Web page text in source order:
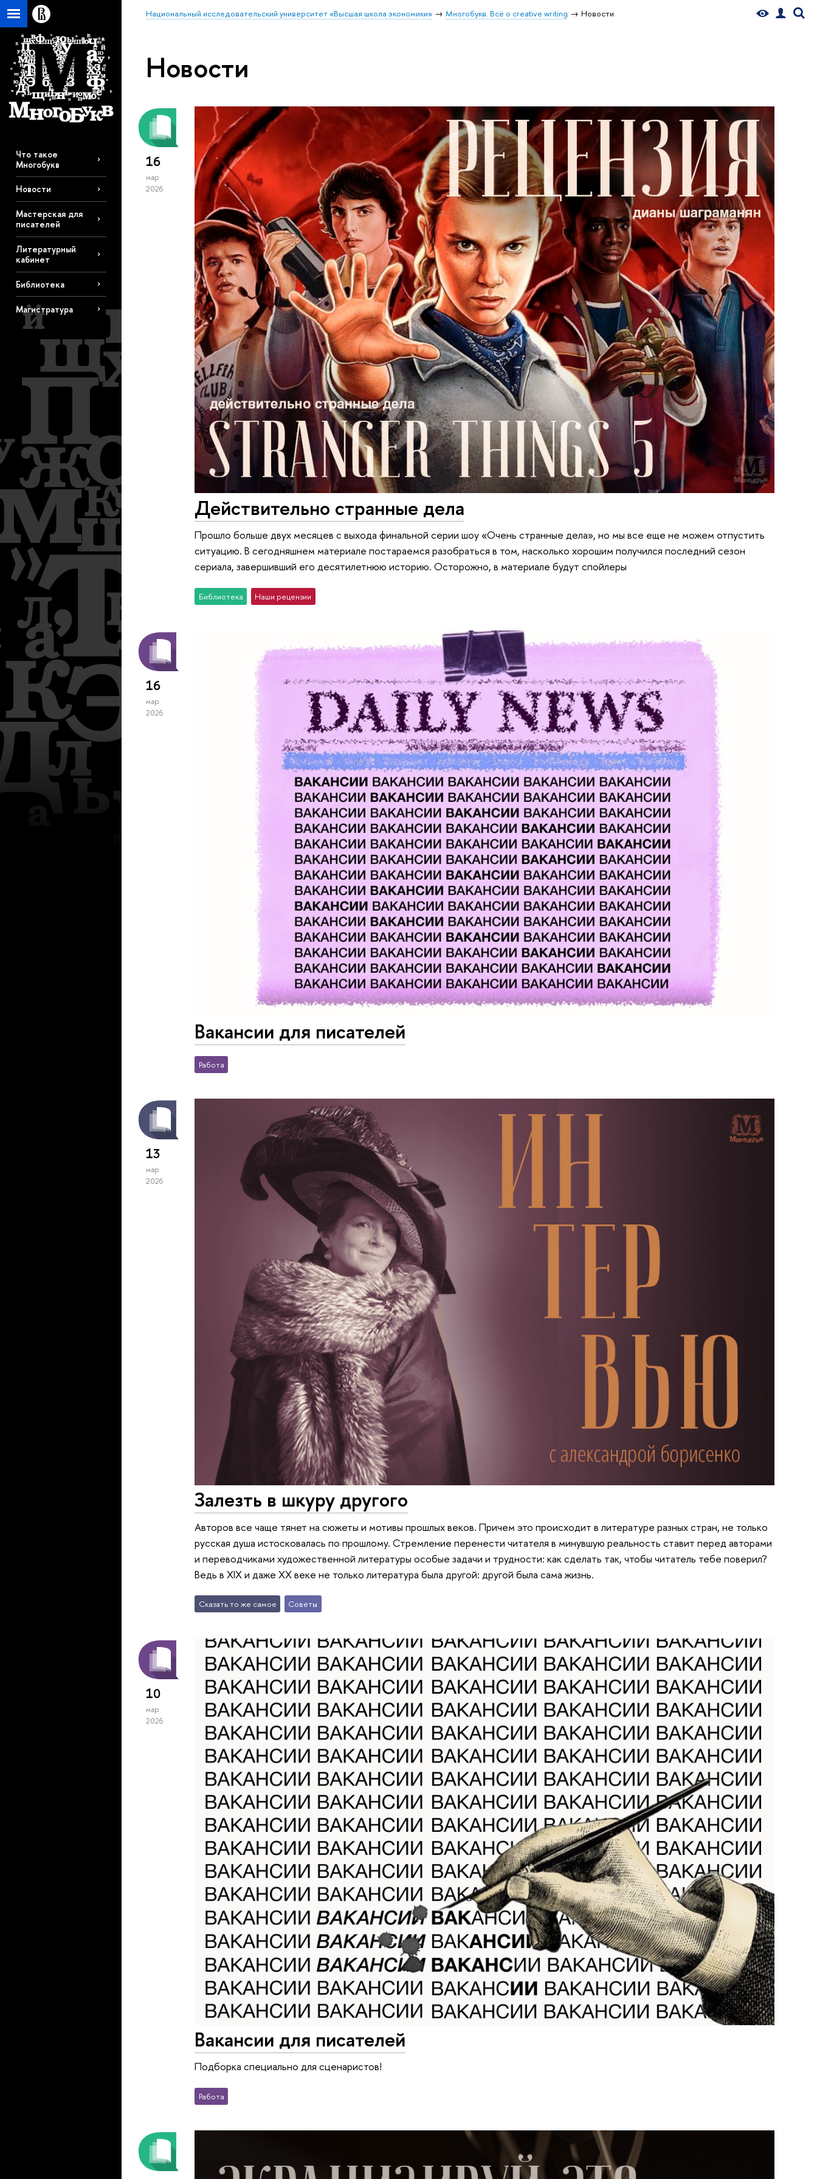
Национальный исследовательский университет «Высшая школа экономики» Многобукв. Всё о creative writing Новости
Что такое
Многобукв
Новости
Мастерская для
писателей
Литературный
кабинет
Библиотека
Магистратура
Новости
16
мар
2026
Действительно странные дела
Прошло больше двух месяцев с выхода финальной серии шоу «Очень странные дела», но мы все еще не можем отпустить
ситуацию. В сегодняшнем материале постараемся разобраться в том, насколько хорошим получился последний сезон
сериала, завершивший его десятилетнюю историю. Осторожно, в материале будут спойлеры
Библиотека Наши рецензии
16
мар
2026
Вакансии для писателей
Работа
13
мар
2026
Залезть в шкуру другого
Авторов все чаще тянет на сюжеты и мотивы прошлых веков. Причем это происходит в литературе разных стран, не только
русская душа истосковалась по прошлому. Стремление перенести читателя в минувшую реальность ставит перед авторами
и переводчиками художественной литературы особые задачи и трудности: как сделать так, чтобы читатель тебе поверил?
Ведь в XIX и даже XX веке не только литература была другой: другой была сама жизнь.
Сказать то же самое Советы
10
мар
2026
Вакансии для писателей
Подборка специально для сценаристов!
Работа